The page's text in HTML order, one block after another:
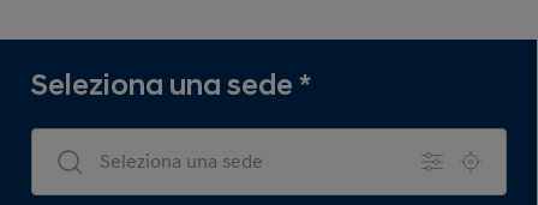
Seleziona una sede*
Dealers Search